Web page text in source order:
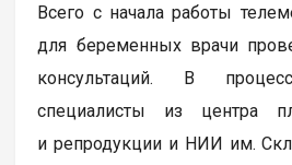
Всего с начала работы
для беременных врачи
консультаций. В
специалисты из центра
и репродукции и НИИ им.